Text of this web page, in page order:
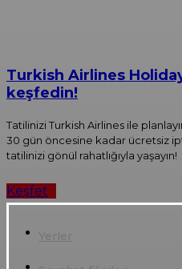
Turkish Airlines
keşfedin!
Tatilinizi Turkish Airlines ile
30 gün öncesine kadar ücretsiz
tatilinizi gönül rahatlığıyla yaşayın!
Keşfet